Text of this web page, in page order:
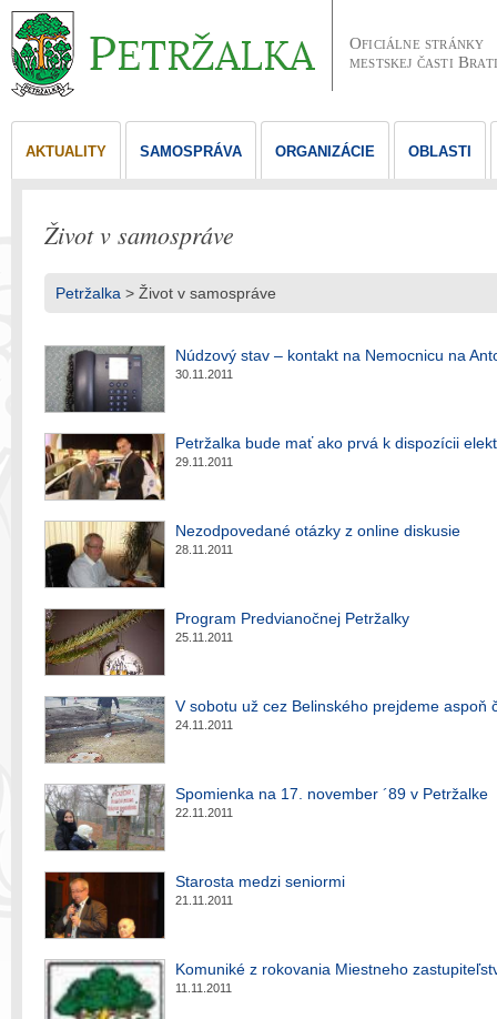
Oficiálne stránky
mestskej časti
AKTUALITY SAMOSPRÁVA ORGANIZÁCIE OBLASTI
Život v samospráve
Petržalka > Život v samospráve
Núdzový stav – kontakt na Nemocnicu na
30.11.2011
Petržalka bude mať ako prvá k dispozícii
29.11.2011
Nezodpovedané otázky z online diskusie
28.11.2011
Program Predvianočnej Petržalky
25.11.2011
V sobotu už cez Belinského prejdeme aspoň
24.11.2011
Spomienka na 17. november ´89 v Petržalke
22.11.2011
Starosta medzi seniormi
21.11.2011
Komuniké z rokovania Miestneho
11.11.2011